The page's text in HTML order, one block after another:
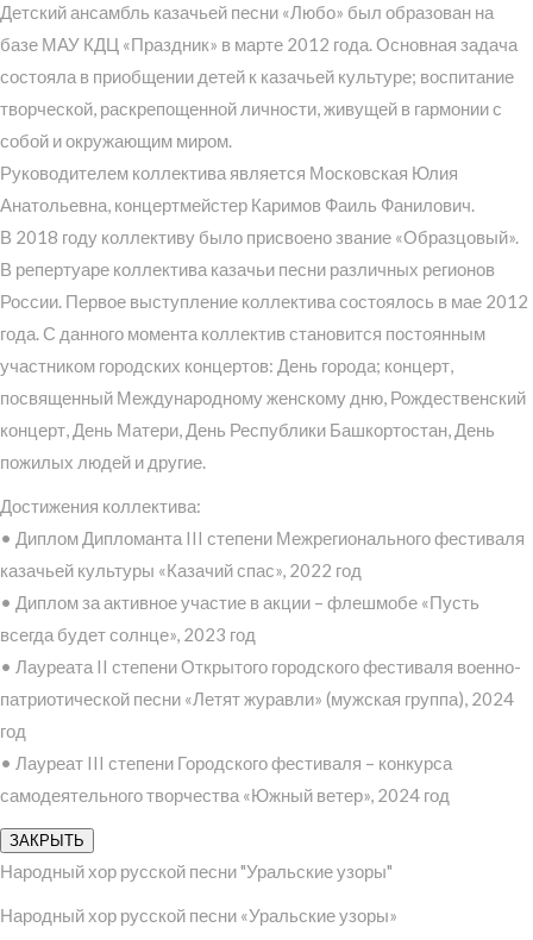
Детский ансамбль казачьей песни «Любо» был образован на
базе МАУ КДЦ «Праздник» в марте 2012 года. Основная задача
состояла в приобщении детей к казачьей культуре; воспитание
творческой, раскрепощенной личности, живущей в гармонии с
собой и окружающим миром.
Руководителем коллектива является Московская Юлия
Анатольевна, концертмейстер Каримов Фаиль Фанилович.
В 2018 году коллективу было присвоено звание «Образцовый».
В репертуаре коллектива казачьи песни различных регионов
России. Первое выступление коллектива состоялось в мае 2012
года. С данного момента коллектив становится постоянным
участником городских концертов: День города; концерт,
посвященный Международному женскому дню, Рождественский
концерт, День Матери, День Республики Башкортостан, День
пожилых людей и другие.
Достижения коллектива:
• Диплом Дипломанта III степени Межрегионального фестиваля
казачьей культуры «Казачий спас», 2022 год
• Диплом за активное участие в акции – флешмобе «Пусть
всегда будет солнце», 2023 год
• Лауреата II степени Открытого городского фестиваля военно-
патриотической песни «Летят журавли» (мужская группа), 2024
год
• Лауреат III степени Городского фестиваля – конкурса
самодеятельного творчества «Южный ветер», 2024 год
ЗАКРЫТЬ
Народный хор русской песни "Уральские узоры"
Народный хор русской песни «Уральские узоры»